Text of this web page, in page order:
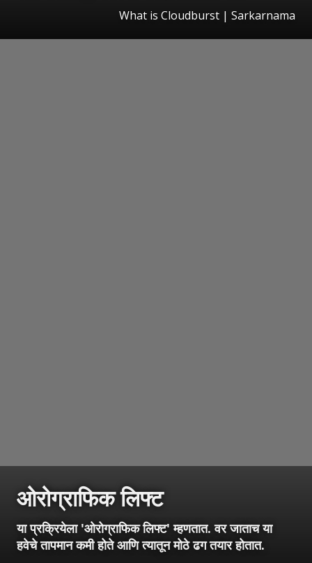
What is Cloudburst | Sarkarnama
ओरोग्राफिक लिफ्ट
या प्रक्रियेला 'ओरोग्राफिक लिफ्ट' म्हणतात. वर जाताच या
हवेचे तापमान कमी होते आणि त्यातून मोठे ढग तयार होतात.